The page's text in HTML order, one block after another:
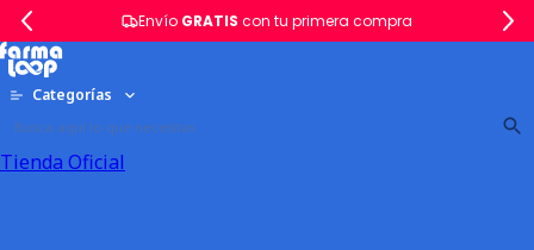
Envío GRATIS con tu primera compra
Categorías
Tienda Oficial